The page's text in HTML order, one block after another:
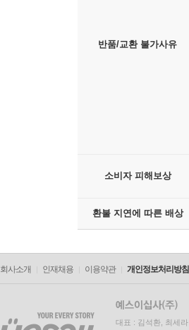
반품/교환 불가사유
소비자 피해보상
환불 지연에 따른 배상
회사소개 인재채용 이용약관 개인정보처리방침
대표 : 김석환, 최세라